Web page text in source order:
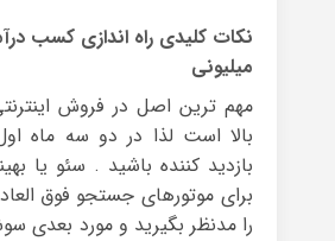
نکات کلیدی راه اندازی کسب
میلیونی
مهم ترین اصل در فروش
بالا است لذا در دو سه ماه
بازدید کننده باشید . سئو یا
برای موتورهای جستجو فوق
را مدنظر بگیرید و مورد بعدی